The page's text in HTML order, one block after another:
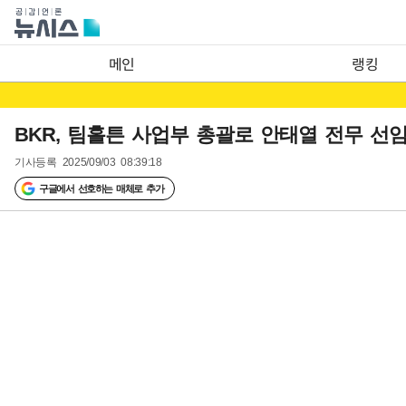
메인 랭킹
BKR, 팀홀튼 사업부 총괄로 안태열 전무 선
기사등록 2025/09/03 08:39:18
구글에서 선호하는 매체로 추가